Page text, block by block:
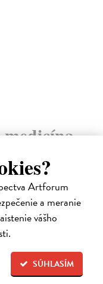
Artforum
a meranie
vášho
SÚHLASÍM
na sklade